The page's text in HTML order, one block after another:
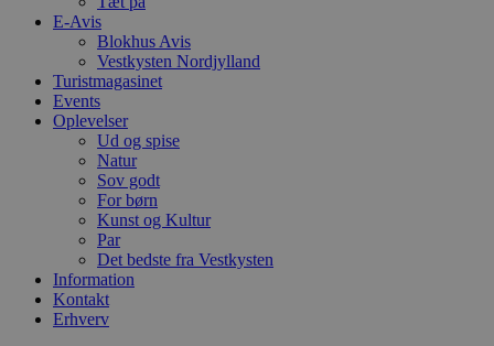
E-Avis
Blokhus Avis
Vestkysten Nordjylland
Turistmagasinet
Events
Oplevelser
Ud og spise
Natur
Sov godt
For børn
Kunst og Kultur
Par
Det bedste fra Vestkysten
Information
Kontakt
Erhverv